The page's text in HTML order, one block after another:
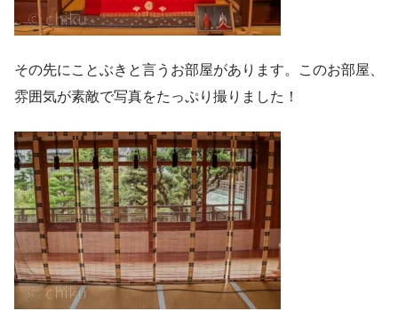
その先にことぶきと言うお部屋があります。このお部屋、
雰囲気が素敵で写真をたっぷり撮りました！